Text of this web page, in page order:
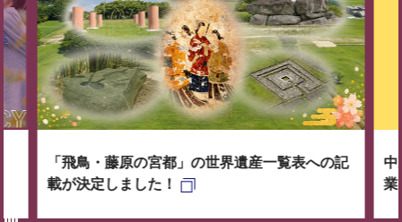
「飛鳥・藤原の宮都」の世界遺産一覧表への記
載が決定しました！
中
業